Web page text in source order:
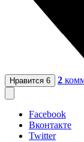
Нравится 6 2
Facebook
Вконтакте
Twitter